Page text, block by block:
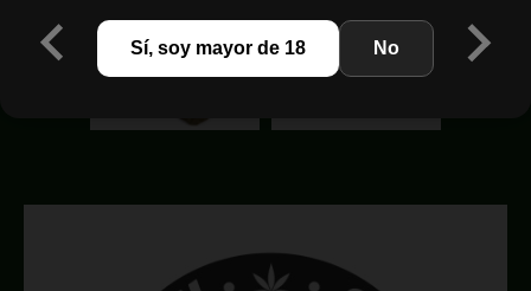
Sí, soy mayor de 18 No